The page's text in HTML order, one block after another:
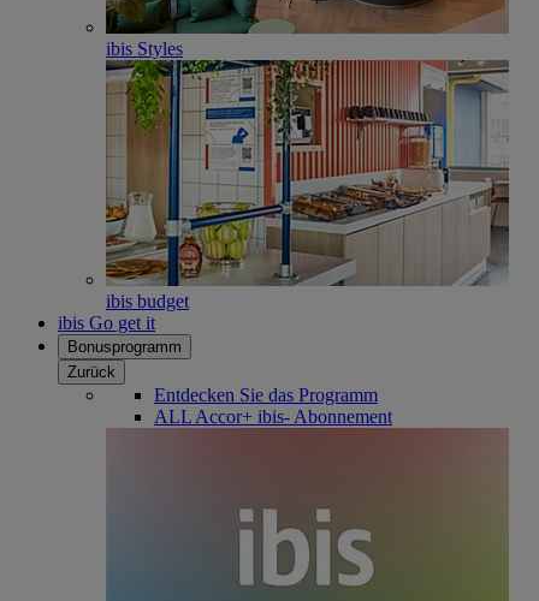
ibis Styles
ibis budget
ibis Go get it
Bonusprogramm
Zurück
Entdecken Sie das Programm
ALL Accor+ ibis- Abonnement